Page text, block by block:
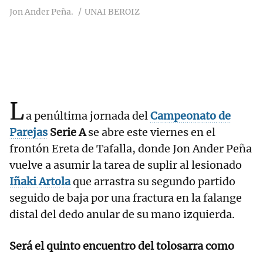
Jon Ander Peña. UNAI BEROIZ
La penúltima jornada delCampeonatode
Parejas Serie Ase abre este viernes en el
frontón Ereta de Tafalla, donde Jon Ander Peña
vuelve a asumir la tarea de suplir al lesionado
Iñaki Artolaque arrastra su segundo partido
seguido de baja por una fractura en la falange
distal del dedo anular de su mano izquierda.
Será el quinto encuentro del tolosarra como